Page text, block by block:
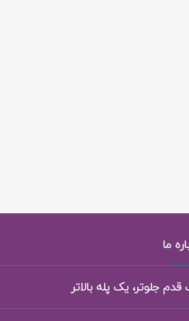
ما
جلوتر، یک پله بالاتر